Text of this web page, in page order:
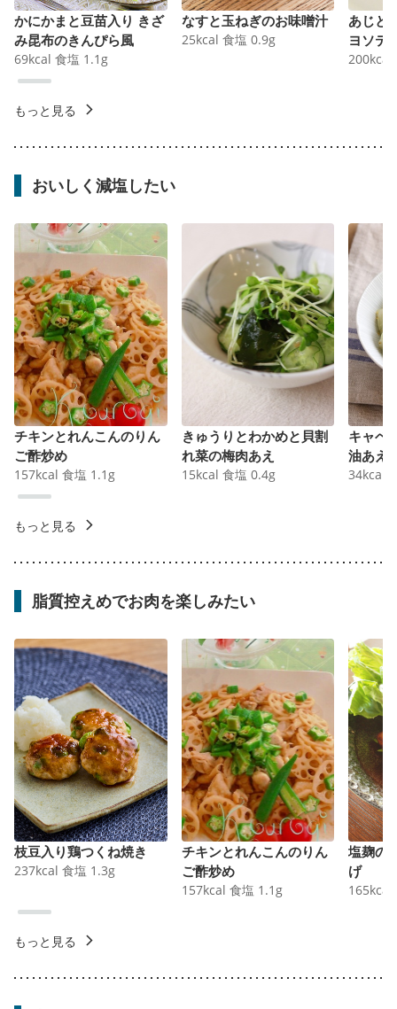
かにかまと豆苗入り きざ
み昆布のきんぴら風
69kcal 食塩 1.1 g
なすと玉ねぎのお味噌汁
25kcal 食塩 0.9g
あじと
ヨソテ
200kcal
もっと見る
おいしく減塩したい
チキンとれんこんのりん
ご酢炒め
157kcal 食塩 1.1 g
きゅうりとわかめと貝割
れ菜の梅肉あえ
15kcal 食塩 0.4g
キャベ
油あえ
34kcal
もっと見る
脂質控えめでお肉を楽しみたい
枝豆入り鶏つくね焼き
237kcal 食塩 1.3g
チキンとれんこんのりん
ご酢炒め
157kcal 食塩 1.1 g
塩麹の
げ
165kcal
もっと見る